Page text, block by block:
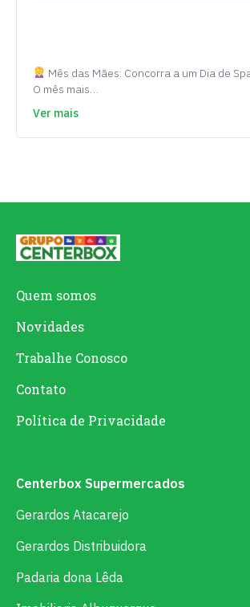
Mês das Mães: Concorra a um Dia de
O mês mais…
Ver mais
Quem somos
Novidades
Trabalhe Conosco
Contato
Política de Privacidade
Centerbox Supermercados
Gerardos Atacarejo
Gerardos Distribuidora
Padaria dona Lêda